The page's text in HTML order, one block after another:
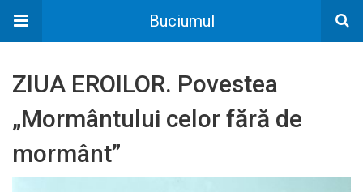
Buciumul
ZIUA EROILOR. Povestea
„Mormântului celor fără de
mormânt”